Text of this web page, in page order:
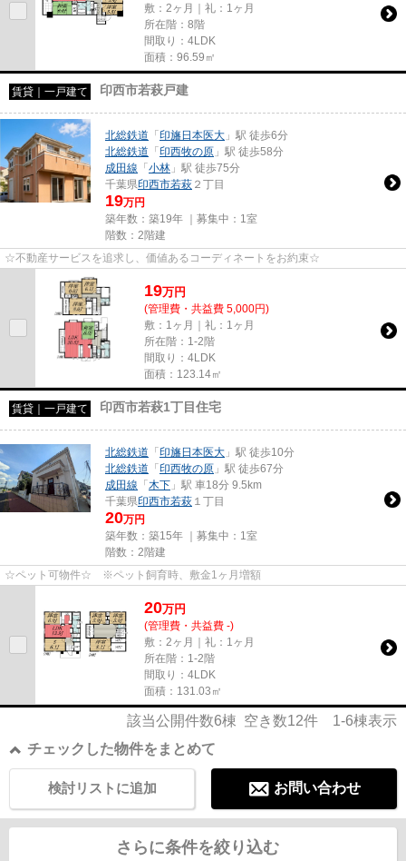
敷：2ヶ月｜礼：1ヶ月
所在階：8階
間取り：4LDK
面積：96.59㎡
賃貸｜一戸建て 印西市若萩戸建
北総鉄道 「印旛日本医大 」駅 徒歩6分
北総鉄道 「印西牧の原 」駅 徒歩58分
成田線 「小林 」駅 徒歩75分
千葉県印西市若萩 ２丁目
19万円
築年数：築19年 ｜募集中： 1室
階数：2階建
☆不動産サービスを追求し、価値あるコーディネートをお約束☆
19万円
(管理費・共益費 5,000円)
敷：1ヶ月｜礼：1ヶ月
所在階：1-2階
間取り：4LDK
面積：123.14㎡
賃貸｜一戸建て 印西市若萩1丁目住宅
北総鉄道 「印旛日本医大 」駅 徒歩10分
北総鉄道 「印西牧の原 」駅 徒歩67分
成田線 「木下 」駅 車18分 9.5km
千葉県印西市若萩 １丁目
20万円
築年数：築15年 ｜募集中： 1室
階数：2階建
☆ペット可物件☆ ※ペット飼育時、敷金1ヶ月増額
20万円
(管理費・共益費 -)
敷：2ヶ月｜礼：1ヶ月
所在階：1-2階
間取り：4LDK
面積：131.03㎡
該当公開件数6棟 空き数12件 1-6棟表示
チェックした物件をまとめて
お問い合わせ
検討リストに追加
さらに条件を絞り込む